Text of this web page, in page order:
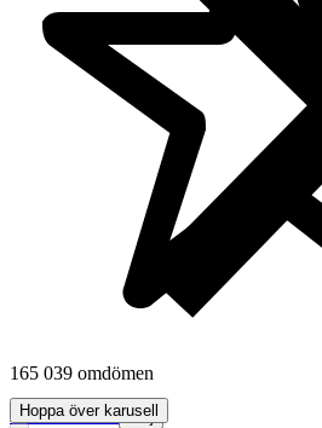
165 039 omdömen
Läs omdömen Följ
Hoppa över karusell